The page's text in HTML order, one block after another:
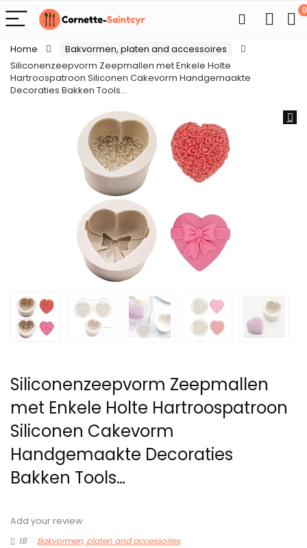
0
Home
Bakvormen, platen and accessoires
Siliconenzeepvorm Zeepmallen met Enkele Holte
Hartroospatroon Siliconen Cakevorm Handgemaakte
Decoraties Bakken Tools…
Siliconenzeepvorm Zeepmallen
met Enkele Holte Hartroospatroon
Siliconen Cakevorm
Handgemaakte Decoraties
Bakken Tools…
Add your review
18
Bakvormen, platen and accessoires